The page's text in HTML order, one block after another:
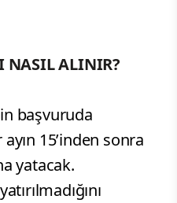
NASIL ALINIR?
başvuruda
15’inden sonra
yatacak.